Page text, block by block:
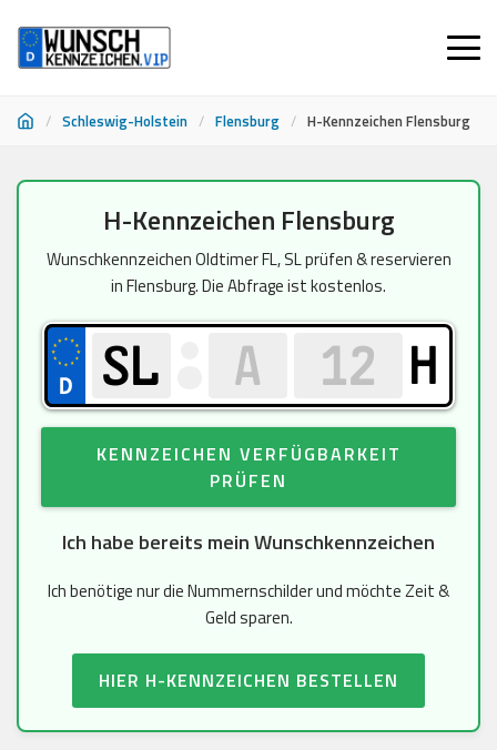
/ Schleswig-Holstein / Flensburg / H-Kennzeichen Flensburg
springen
H-Kennzeichen Flensburg
Wunschkennzeichen Oldtimer FL, SL prüfen & reservieren
in Flensburg. Die Abfrage ist kostenlos.
H
KENNZEICHEN VERFÜGBARKEIT
PRÜFEN
Ich habe bereits mein Wunschkennzeichen
Ich benötige nur die Nummernschilder und möchte Zeit &
Geld sparen.
HIER H-KENNZEICHEN BESTELLEN